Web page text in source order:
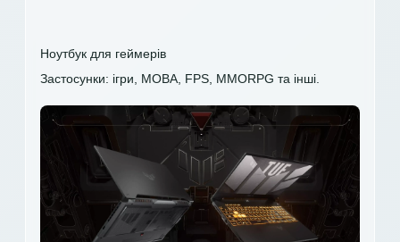
Ноутбук для геймерів
Застосунки: ігри, MOBA, FPS, MMORPG та інші.